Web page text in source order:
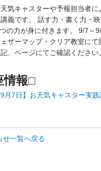
気キャスターや予報担当者に
義です。 話す力・書く力・
の力が身に付きます。 9/7～
ザーマップ・クリア教室に
、ページにてご確認ください。
情報□
9月7日】お天気キャスター
せ一覧へ戻る